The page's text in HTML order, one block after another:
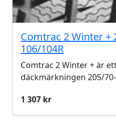
Comtrac 2 Winter +
106/104R
Comtrac 2 Winter + är
däckmärkningen 205/70-
1 307 kr